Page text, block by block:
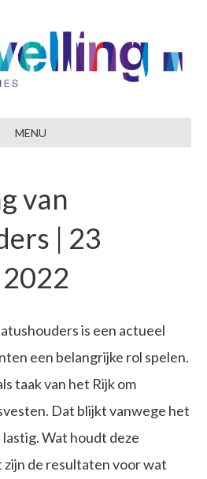
MENU
van
| 23
is een actueel
een belangrijke rol spelen.
taak van het Rijk om
Dat blijkt vanwege het
Wat houdt deze
de resultaten voor wat